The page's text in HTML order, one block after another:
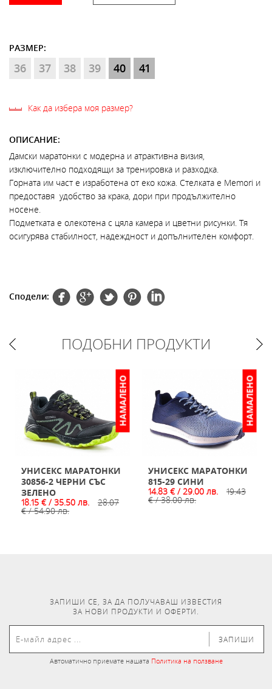
РАЗМЕР:
36 37 38 39 40 41
Как да избера моя размер?
ОПИСАНИЕ:
Дамски маратонки с модерна и атрактивна визия,
изключително подходящи за тренировка и разходка.
Горната им част е изработена от еко кожа. Стелката е Memori и
предоставя удобство за крака, дори при продължително
носене.
Подметката е олекотена с цяла камера и цветни рисунки. Тя
осигурява стабилност, надеждност и допълнителен комфорт.
Сподели:
ПОДОБНИ ПРОДУКТИ
НАМАЛЕНО
УНИСЕКС МАРАТОНКИ
30856-2 ЧЕРНИ СЪС
ЗЕЛЕНО
18.15 € / 35.50 лв.
28.07
€ / 54.90 лв.
НАМАЛЕНО
УНИСЕКС МАРАТОНКИ
815-29 СИНИ
14.83 € / 29.00 лв.
19.43
€ / 38.00 лв.
ЗАПИШИ СЕ, ЗА ДА ПОЛУЧАВАШ ИЗВЕСТИЯ
ЗА НОВИ ПРОДУКТИ И ОФЕРТИ.
ЗАПИШИ
Автоматично приемате нашата Политика на ползване